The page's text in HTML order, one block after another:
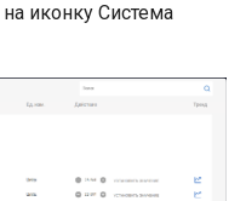
иконку Система